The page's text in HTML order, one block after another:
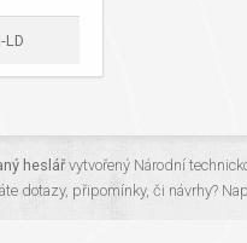
LD
heslářvytvořený Národní
dotazy, připomínky, či návrhy?